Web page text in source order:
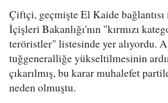
Çiftçi, geçmişte El Kaide
İçişleri Bakanlığı'nın "kırmızı
teröristler" listesinde yer alıyordu.
tuğgeneralliğe yükseltilmesinin
çıkarılmış, bu karar muhalefet
neden olmuştu.